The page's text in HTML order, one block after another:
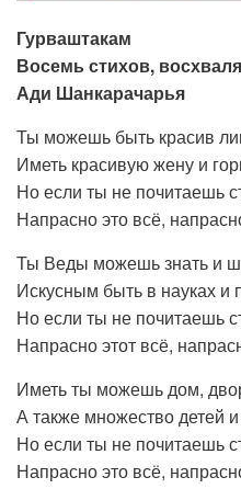
Гурваштакам
Восемь стихов,
Ади Шанкарачарья
Ты можешь быть красив
Иметь красивую жену и
Но если ты не почитаешь
Напрасно это всё,
Ты Веды можешь знать и
Искусным быть в науках и
Но если ты не почитаешь
Напрасно этот всё,
Иметь ты можешь дом,
А также множество детей
Но если ты не почитаешь
Напрасно это всё,